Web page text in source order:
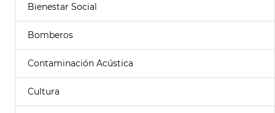
Bienestar Social
Bomberos
Contaminación Acústica
Cultura